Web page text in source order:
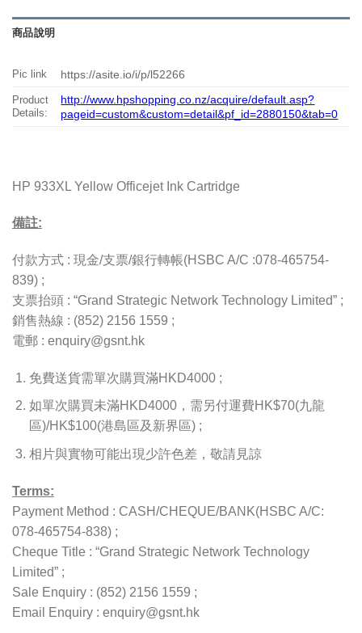
商品說明
Pic link https://asite.io/i/p/l52266
Product
Details:
http://www.hpshopping.co.nz/acquire/default.asp?
pageid=custom&custom=detail&pf_id=2880150&tab=0
HP 933XL Yellow Officejet Ink Cartridge
備註:
付款方式 : 現金/支票/銀行轉帳(HSBC A/C :078-465754-
839) ;
支票抬頭 : “Grand Strategic Network Technology Limited” ;
銷售熱線 : (852) 2156 1559 ;
電郵 : enquiry@gsnt.hk
免費送貨需單次購買滿HKD4000 ;
如單次購買未滿HKD4000，需另付運費HK$70(九龍
區)/HK$100(港島區及新界區) ;
相片與實物可能出現少許色差，敬請見諒
Terms:
Payment Method : CASH/CHEQUE/BANK(HSBC A/C:
078-465754-838) ;
Cheque Title : “Grand Strategic Network Technology
Limited” ;
Sale Enquiry : (852) 2156 1559 ;
Email Enquiry : enquiry@gsnt.hk